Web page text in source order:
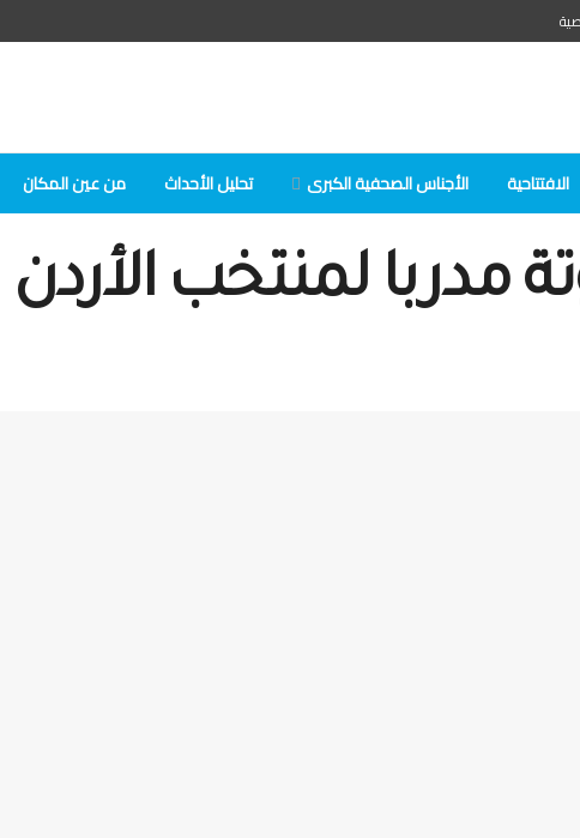
الافتتاحية الأجناس الصحفية الكبرى تحلیل الأحداث من عين المكان
مدربا لمنتخب الأردن